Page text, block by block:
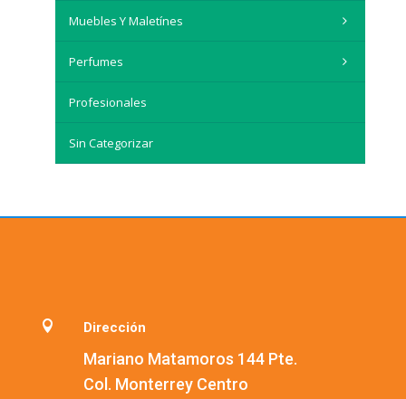
Muebles Y Maletínes
Perfumes
Profesionales
Sin Categorizar
 Dirección
Mariano Matamoros 144 Pte.
Col. Monterrey Centro